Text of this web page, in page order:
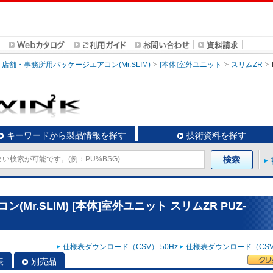
店舗・事務所用パッケージエアコン(Mr.SLIM) [本体]室外ユニット スリムZR
キーワードから製品情報を探す 技術資料を探す
ン(Mr.SLIM) [本体]室外ユニット スリムZR PUZ-
仕様表ダウンロード（CSV） 50Hz 仕様表ダウンロード（
別売品